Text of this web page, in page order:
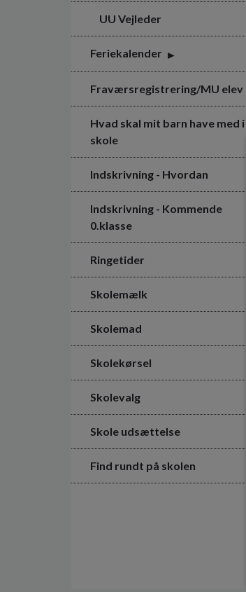
UU Vejleder
Feriekalender
Fraværsregistrering/MU elev
Hvad skal mit barn have med i
skole
Indskrivning - Hvordan
Indskrivning - Kommende
0.klasse
Ringetider
Skolemælk
Skolemad
Skolekørsel
Skolevalg
Skole udsættelse
Find rundt på skolen